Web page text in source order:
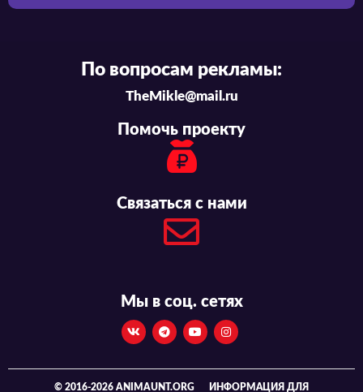
По вопросам рекламы:
TheMikle@mail.ru
Помочь проекту
Связаться с нами
Мы в соц. сетях
© 2016-2026 ANIMAUNT.ORG ИНФОРМАЦИЯ ДЛЯ